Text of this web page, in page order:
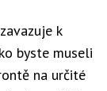
k
byste museli
na určité